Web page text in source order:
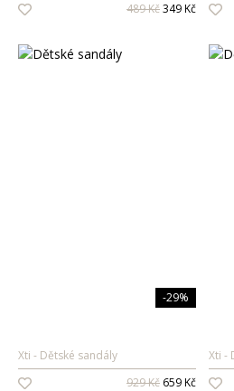
489 Kč349 Kč
-29%
Xti
Dětské sandály
929 Kč 659 Kč
Xti